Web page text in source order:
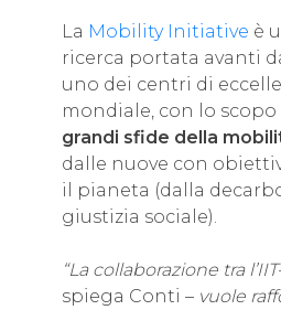
La Mobility Initiative è
ricerca portata avanti
uno dei centri di
mondiale, con lo scopo
grandi sfide della
dalle nuove con
il pianeta (dalla
giustizia sociale).
“La collaborazione tra
spiega Conti – vuole